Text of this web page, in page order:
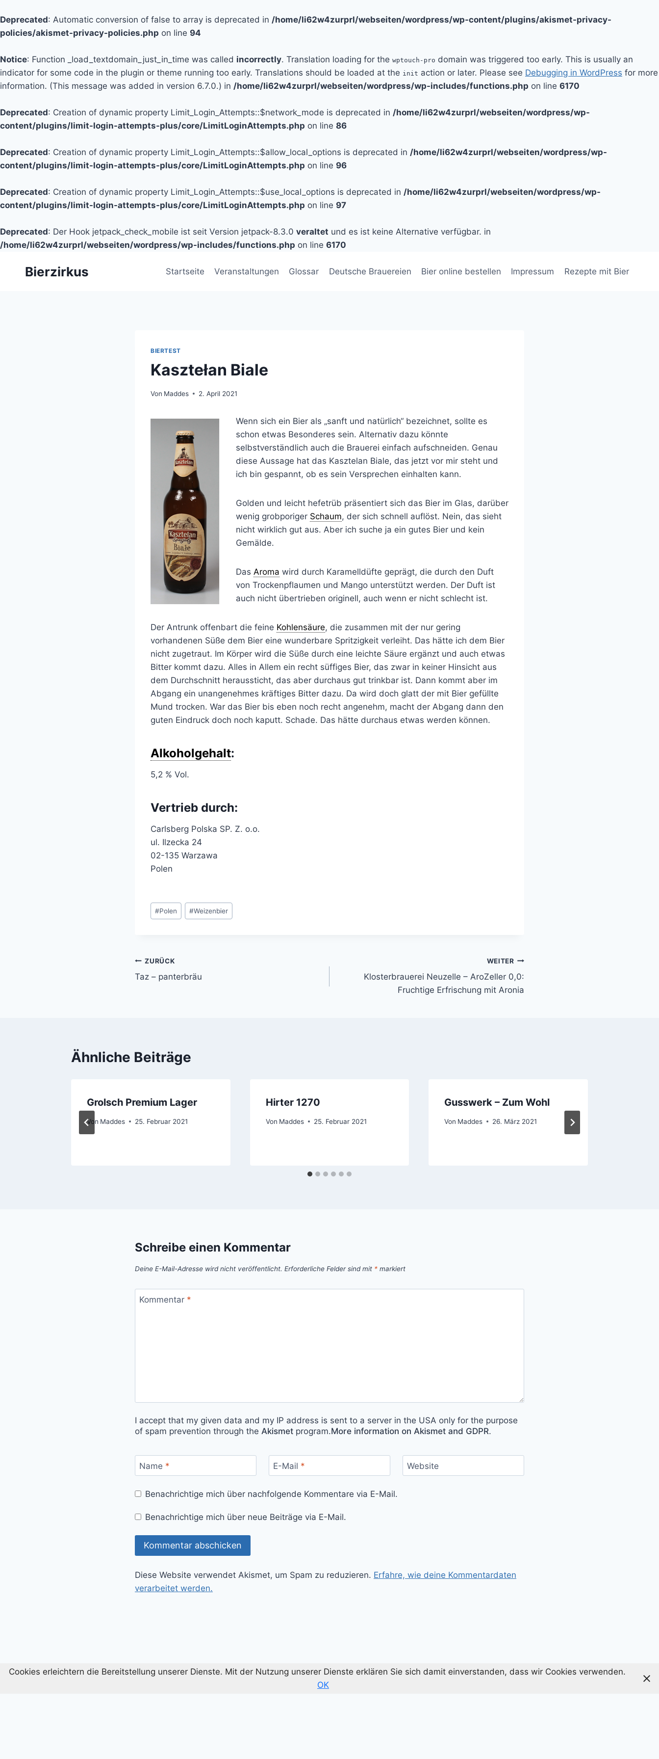
Deprecated: Automatic conversion of false to array is deprecated in /home/li62w4zurprl/webseiten/wordpress/wp-content/plugins/akismet-privacy-
policies/akismet-privacy-policies.php on line 94
Notice: Function _load_textdomain_just_in_time was called incorrectly. Translation loading for the wptouch-pro domain was triggered too early. This is usually an
indicator for some code in the plugin or theme running too early. Translations should be loaded at the init action or later. Please see Debugging in WordPress for more
information. (This message was added in version 6.7.0.) in /home/li62w4zurprl/webseiten/wordpress/wp-includes/functions.php on line 6170
Deprecated: Creation of dynamic property Limit_Login_Attempts::$network_mode is deprecated in /home/li62w4zurprl/webseiten/wordpress/wp-
content/plugins/limit-login-attempts-plus/core/LimitLoginAttempts.php on line 86
Deprecated: Creation of dynamic property Limit_Login_Attempts::$allow_local_options is deprecated in /home/li62w4zurprl/webseiten/wordpress/wp-
content/plugins/limit-login-attempts-plus/core/LimitLoginAttempts.php on line 96
Deprecated: Creation of dynamic property Limit_Login_Attempts::$use_local_options is deprecated in /home/li62w4zurprl/webseiten/wordpress/wp-
content/plugins/limit-login-attempts-plus/core/LimitLoginAttempts.php on line 97
Deprecated: Der Hook jetpack_check_mobile ist seit Version jetpack-8.3.0 veraltet und es ist keine Alternative verfügbar. in
/home/li62w4zurprl/webseiten/wordpress/wp-includes/functions.php on line 6170
Bierzirkus Startseite Veranstaltungen Glossar Deutsche Brauereien Bier online bestellen Impressum Rezepte mit Bier
BIERTEST
Kasztełan Biale
Von Maddes 2. April 2021
Wenn sich ein Bier als „sanft und natürlich“ bezeichnet, sollte es
schon etwas Besonderes sein. Alternativ dazu könnte
selbstverständlich auch die Brauerei einfach aufschneiden. Genau
diese Aussage hat das Kasztelan Biale, das jetzt vor mir steht und
ich bin gespannt, ob es sein Versprechen einhalten kann.
Golden und leicht hefetrüb präsentiert sich das Bier im Glas, darüber
wenig grobporiger Schaum, der sich schnell auflöst. Nein, das sieht
nicht wirklich gut aus. Aber ich suche ja ein gutes Bier und kein
Gemälde.
Das Aroma wird durch Karamelldüfte geprägt, die durch den Duft
von Trockenpflaumen und Mango unterstützt werden. Der Duft ist
auch nicht übertrieben originell, auch wenn er nicht schlecht ist.
Der Antrunk offenbart die feine Kohlensäure, die zusammen mit der nur gering
vorhandenen Süße dem Bier eine wunderbare Spritzigkeit verleiht. Das hätte ich dem Bier
nicht zugetraut. Im Körper wird die Süße durch eine leichte Säure ergänzt und auch etwas
Bitter kommt dazu. Alles in Allem ein recht süffiges Bier, das zwar in keiner Hinsicht aus
dem Durchschnitt heraussticht, das aber durchaus gut trinkbar ist. Dann kommt aber im
Abgang ein unangenehmes kräftiges Bitter dazu. Da wird doch glatt der mit Bier gefüllte
Mund trocken. War das Bier bis eben noch recht angenehm, macht der Abgang dann den
guten Eindruck doch noch kaputt. Schade. Das hätte durchaus etwas werden können.
Alkoholgehalt:
5,2 % Vol.
Vertrieb durch:
Carlsberg Polska SP. Z. o.o.
ul. Ilzecka 24
02-135 Warzawa
Polen
Schlagworte:
#Polen #Weizenbier
Beitragsnavigation
ZURÜCK
Taz – panterbräu
WEITER
Klosterbrauerei Neuzelle – AroZeller 0,0:
Fruchtige Erfrischung mit Aronia
Ähnliche Beiträge
Grolsch Premium Lager
Von Maddes 25. Februar 2021
Hirter 1270
Von Maddes 25. Februar 2021
Gusswerk – Zum Wohl
Von Maddes 26. März 2021
Schreibe einen Kommentar
Deine E-Mail-Adresse wird nicht veröffentlicht. Erforderliche Felder sind mit * markiert
Kommentar *
I accept that my given data and my IP address is sent to a server in the USA only for the purpose
of spam prevention through the Akismet program.More information on Akismet and GDPR.
Name * E-Mail * Website
Benachrichtige mich über nachfolgende Kommentare via E-Mail.
Benachrichtige mich über neue Beiträge via E-Mail.
Diese Website verwendet Akismet, um Spam zu reduzieren. Erfahre, wie deine Kommentardaten
verarbeitet werden.
Cookies erleichtern die Bereitstellung unserer Dienste. Mit der Nutzung unserer Dienste erklären Sie sich damit einverstanden, dass wir Cookies verwenden.
OK